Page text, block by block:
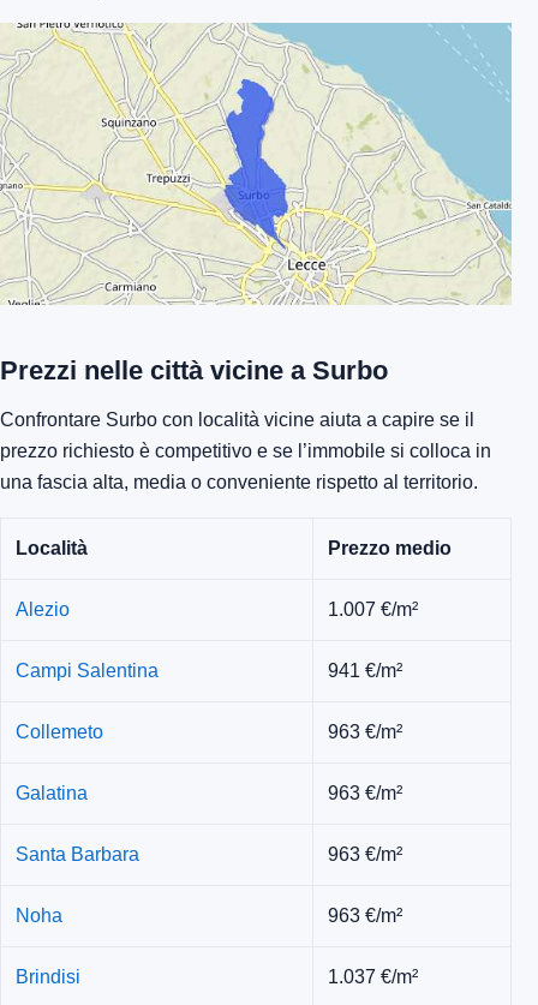
Prezzi nelle città vicine a Surbo
Confrontare Surbo con località vicine aiuta a capire se il
prezzo richiesto è competitivo e se l’immobile si colloca in
una fascia alta, media o conveniente rispetto al territorio.
Località Prezzo medio
Alezio 1.007 €/m²
Campi Salentina 941 €/m²
Collemeto 963 €/m²
Galatina 963 €/m²
Santa Barbara 963 €/m²
Noha 963 €/m²
Brindisi 1.037 €/m²